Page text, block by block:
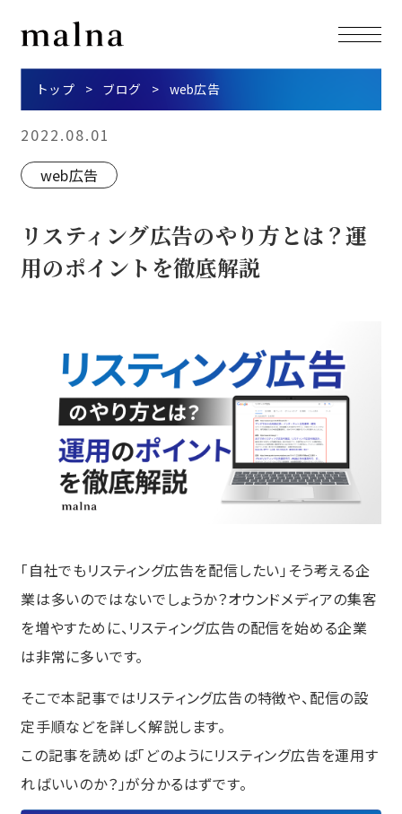
トップ ブログ web広告
2022.08.01
web広告
リスティング広告のやり方とは？運
用のポイントを徹底解説
「自社でもリスティング広告を配信したい」そう考える企
業は多いのではないでしょうか？オウンドメディアの集客
を増やすために、リスティング広告の配信を始める企業
は非常に多いです。
そこで本記事ではリスティング広告の特徴や、配信の設
定手順などを詳しく解説します。
この記事を読めば「どのようにリスティング広告を運用す
ればいいのか？」が分かるはずです。